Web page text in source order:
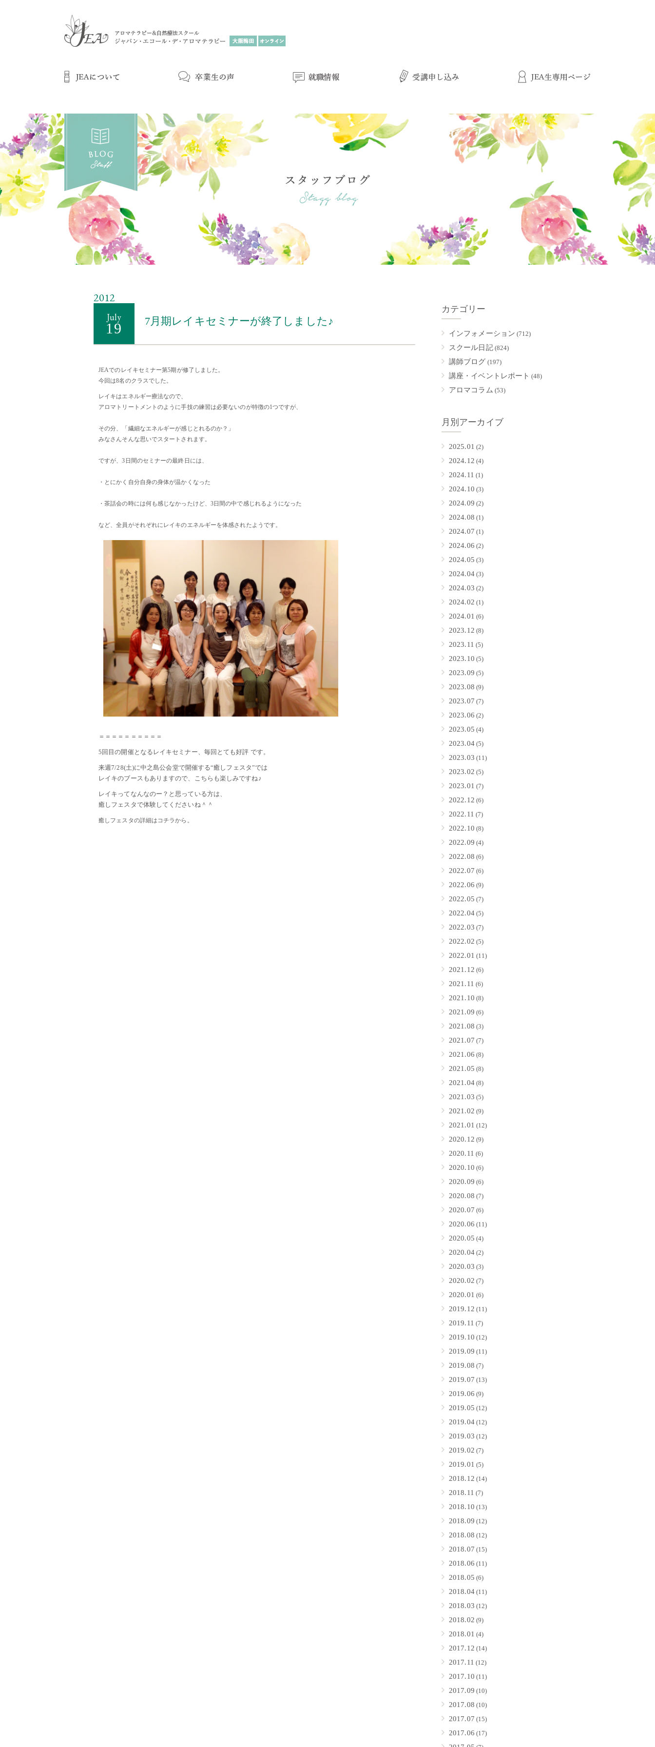
2012
July
19 7月期レイキセミナーが終了しました♪
JEAでのレイキセミナー第5期が修了しました。
今回は8名のクラスでした。
レイキはエネルギー療法なので、
アロマ トリートメントのように手技の練習は必要ないのが特徴の1つですが、
その分、「繊細なエネルギーが感じとれるのか？」
みなさんそんな思いでスタートされます。
ですが、3日間のセミナーの最終日には、
・とにかく自分自身の身体が温かくなった
・茶話会の時には何も感じなかったけど、 3日間の中で感じれるようになった
など、全員がそれぞれにレイキのエネルギーを体感されたようです。
＝＝＝＝＝＝＝＝＝＝
5回目の開催となるレイキセミナー、毎回とても好評 です。
来週7/28(土)に中之島公会堂で開催する“癒しフェスタ”では
レイキのブースもありますので、こちらも楽しみですね♪
レイキってなんなのー？と思っている方は、
癒しフェスタで体験してくださいね＾＾
癒しフェスタの詳細はコチラから。
カテゴリー
インフォメーション (712)
スクール日記(824)
講師ブログ (197)
講座・イベントレポート (48)
アロマコラム (53)
月別アーカイブ
2025.01 (2)
2024.12 (4)
2024.11 (1)
2024.10 (3)
2024.09 (2)
2024.08 (1)
2024.07 (1)
2024.06 (2)
2024.05 (3)
2024.04(3)
2024.03 (2)
2024.02 (1)
2024.01 (6)
2023.12 (8)
2023.11 (5)
2023.10 (5)
2023.09 (5)
2023.08 (9)
2023.07 (7)
2023.06 (2)
2023.05 (4)
2023.04(5)
2023.03 (11)
2023.02 (5)
2023.01 (7)
2022.12 (6)
2022.11 (7)
2022.10 (8)
2022.09 (4)
2022.08 (6)
2022.07 (6)
2022.06 (9)
2022.05 (7)
2022.04(5)
2022.03 (7)
2022.02 (5)
2022.01 (11)
2021.12 (6)
2021.11 (6)
2021.10 (8)
2021.09 (6)
2021.08 (3)
2021.07 (7)
2021.06 (8)
2021.05 (8)
2021.04(8)
2021.03 (5)
2021.02 (9)
2021.01 (12)
2020.12 (9)
2020.11 (6)
2020.10 (6)
2020.09 (6)
2020.08 (7)
2020.07 (6)
2020.06 (11)
2020.05 (4)
2020.04(2)
2020.03 (3)
2020.02 (7)
2020.01 (6)
2019.12 (11)
2019.11 (7)
2019.10 (12)
2019.09 (11)
2019.08 (7)
2019.07 (13)
2019.06 (9)
2019.05 (12)
2019.04(12)
2019.03 (12)
2019.02 (7)
2019.01 (5)
2018.12 (14)
2018.11 (7)
2018.10 (13)
2018.09 (12)
2018.08 (12)
2018.07 (15)
2018.06 (11)
2018.05 (6)
2018.04(11)
2018.03 (12)
2018.02 (9)
2018.01 (4)
2017.12 (14)
2017.11 (12)
2017.10 (11)
2017.09 (10)
2017.08 (10)
2017.07 (15)
2017.06 (17)